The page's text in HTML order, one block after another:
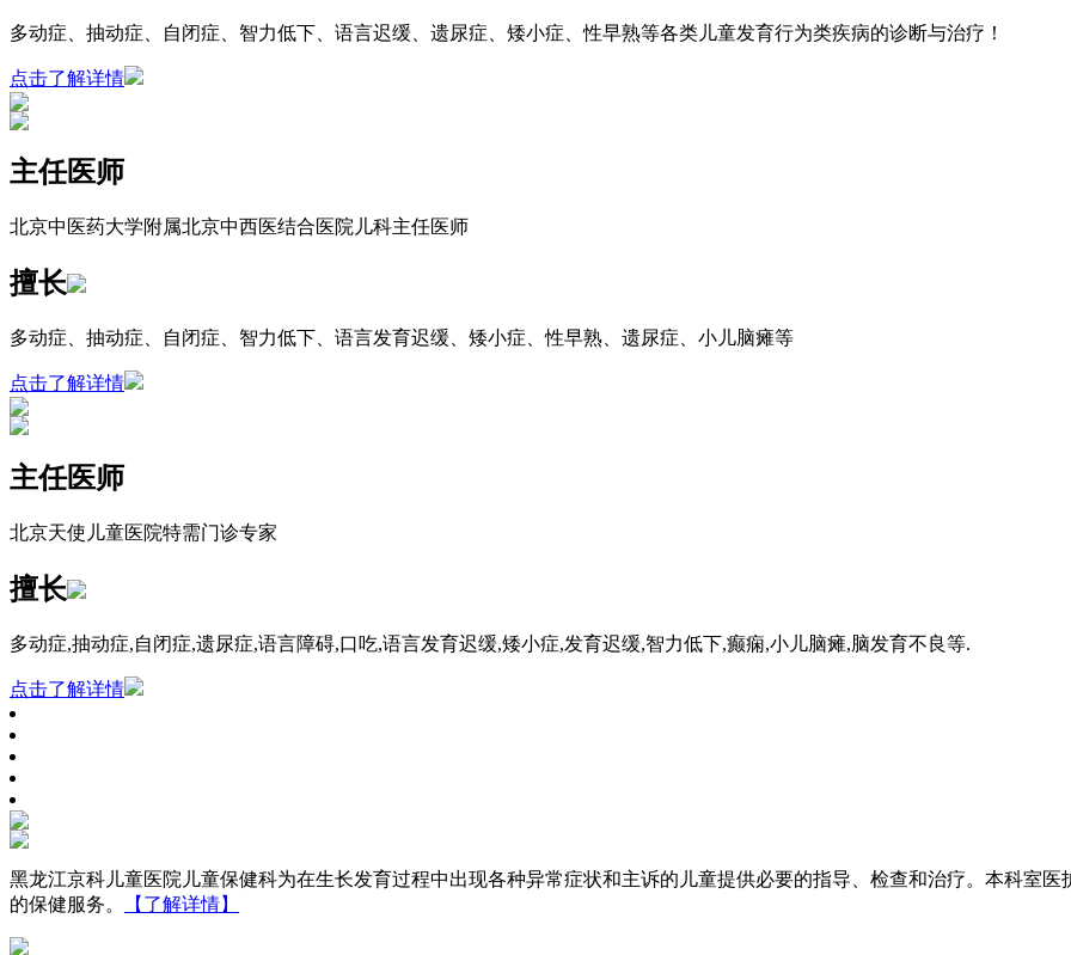
多动症、抽动症、自闭症、智力低下、语言迟缓、遗尿症、矮小症、性早熟等各类儿童发育行为类疾病的诊断与治疗！
点击了解详情
主任医师
北京中医药大学附属北京中西医结合医院儿科主任医师
擅长
多动症、抽动症、自闭症、智力低下、语言发育迟缓、矮小症、性早熟、遗尿症、小儿脑瘫等
点击了解详情
主任医师
北京天使儿童医院特需门诊专家
擅长
多动症,抽动症,自闭症,遗尿症,语言障碍,口吃,语言发育迟缓,矮小症,发育迟缓,智力低下,癫痫,小儿脑瘫,脑发育不良等.
点击了解详情
黑龙江京科儿童医院儿童保健科为在生长发育过程中出现各种异常症状和主诉的儿童提供必要的指导、检查和治疗。本科室
的保健服务。
【了解详情】